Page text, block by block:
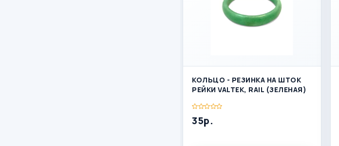
КОЛЬЦО - РЕЗИНКА НА ШТОК
РЕЙКИ VALTEK, RAIL (ЗЕЛЕНАЯ)
35р.